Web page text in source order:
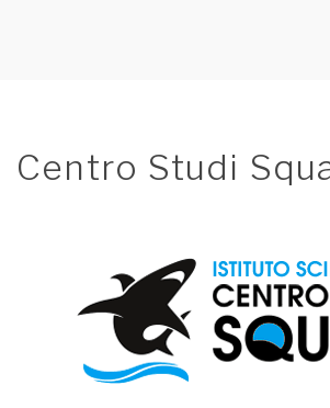
Centro Studi